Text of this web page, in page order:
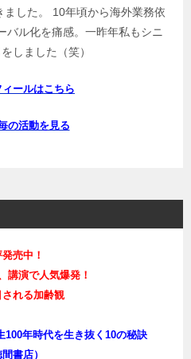
した。 10年頃から海外業務依
バル化を痛感。一昨年私もシニ
しました（笑）
ールはこちら
の活動を見る
売中！
講演で人気爆発！
れる加齢観
100年時代を生き抜く10の秘訣
間書店）